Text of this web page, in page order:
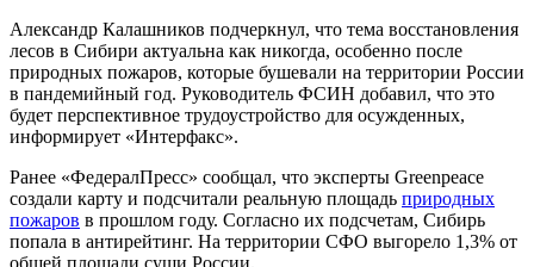
Александр Калашников подчеркнул, что тема восстановления
лесов в Сибири актуальна как никогда, особенно после
природных пожаров, которые бушевали на территории России
в пандемийный год. Руководитель ФСИН добавил, что это
будет перспективное трудоустройство для осужденных,
информирует «Интерфакс».
Ранее «ФедералПресс» сообщал, что эксперты Greenpeace
создали карту и подсчитали реальную площадь природных
пожаров в прошлом году. Согласно их подсчетам, Сибирь
попала в антирейтинг. На территории СФО выгорело 1,3% от
общей площади суши России.